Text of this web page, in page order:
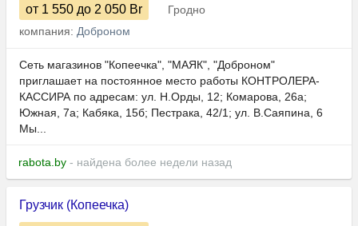
от 1 550 до 2 050 Br
Гродно
компания: Доброном
Сеть магазинов "Копеечка", "МАЯК", "Доброном"
приглашает на постоянное место работы КОНТРОЛЕРА-
КАССИРА по адресам: ул. Н.Орды, 12; Комарова, 26а;
Южная, 7а; Кабяка, 15б; Пестрака, 42/1; ул. В.Саяпина, 6
Мы...
rabota.by - найдена более недели назад
Грузчик (Копеечка)